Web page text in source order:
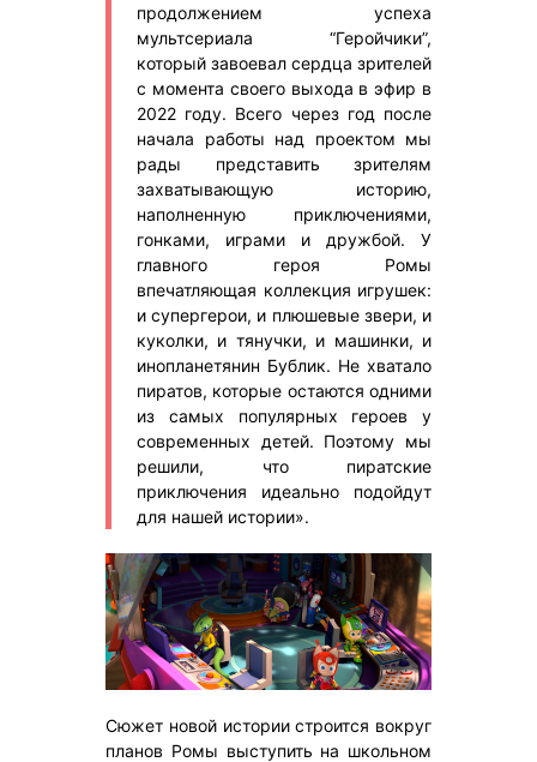
продолжением успеха
мультсериала “Геройчики”,
который завоевал сердца зрителей
с момента своего выхода в эфир в
2022 году. Всего через год после
начала работы над проектом мы
рады представить зрителям
захватывающую историю,
наполненную приключениями,
гонками, играми и дружбой. У
главного героя Ромы
впечатляющая коллекция игрушек:
и супергерои, и плюшевые звери, и
куколки, и тянучки, и машинки, и
инопланетянин Бублик. Не хватало
пиратов, которые остаются одними
из самых популярных героев у
современных детей. Поэтому мы
решили, что пиратские
приключения идеально подойдут
для нашей истории».
Сюжет новой истории строится вокруг
планов Ромы выступить на школьном